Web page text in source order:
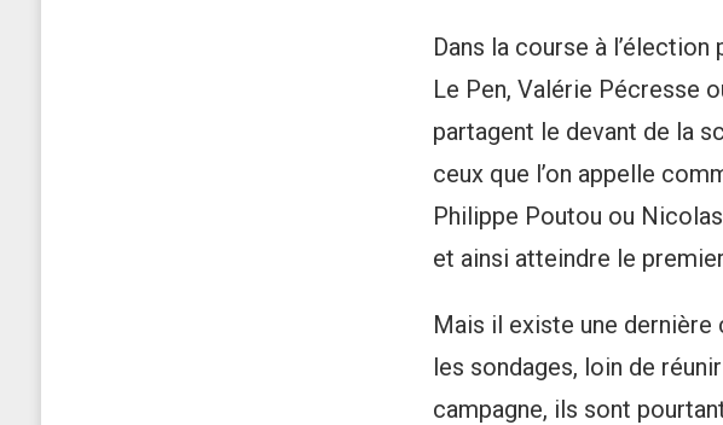
Dans la course à
Le Pen, Valérie Pécresse
partagent le devant de la
ceux que l’on appelle
Philippe Poutou ou
et ainsi atteindre le
Mais il existe une
les sondages, loin de
campagne, ils sont